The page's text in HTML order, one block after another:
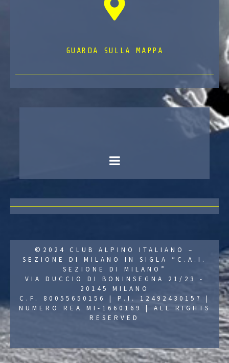
GUARDA SULLA MAPPA
©2024 CLUB ALPINO ITALIANO –
SEZIONE DI MILANO IN SIGLA “C.A.I.
SEZIONE DI MILANO”
VIA DUCCIO DI BONINSEGNA 21/23 -
20145 MILANO
C.F. 80055650156 | P.I. 12492430157 |
NUMERO REA MI-1660169 | ALL RIGHTS
RESERVED